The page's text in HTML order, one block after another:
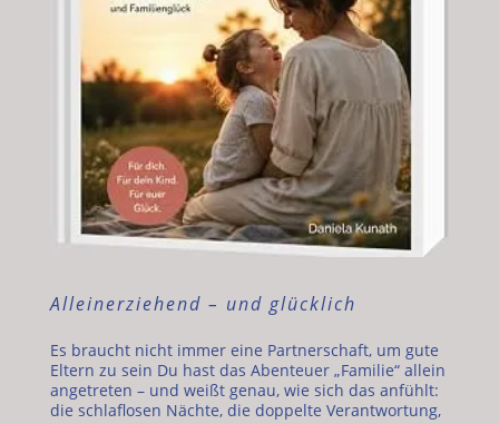
Alleinerziehend – und glücklich
Es braucht nicht immer eine Partnerschaft, um gute
Eltern zu sein Du hast das Abenteuer „Familie“ allein
angetreten – und weißt genau, wie sich das anfühlt:
die schlaflosen Nächte, die doppelte Verantwortung,